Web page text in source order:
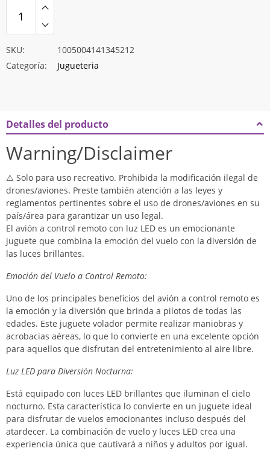
SKU:
1005004141345212
Categoría:
Jugueteria
Detalles del producto
Warning/Disclaimer
⚠️ Solo para uso recreativo. Prohibida la modificación ilegal de
drones/aviones. Preste también atención a las leyes y
reglamentos pertinentes sobre el uso de drones/aviones en su
país/área para garantizar un uso legal.
El avión a control remoto con luz LED es un emocionante
juguete que combina la emoción del vuelo con la diversión de
las luces brillantes.
Emoción del Vuelo a Control Remoto:
Uno de los principales beneficios del avión a control remoto es
la emoción y la diversión que brinda a pilotos de todas las
edades. Este juguete volador permite realizar maniobras y
acrobacias aéreas, lo que lo convierte en una excelente opción
para aquellos que disfrutan del entretenimiento al aire libre.
Luz LED para Diversión Nocturna:
Está equipado con luces LED brillantes que iluminan el cielo
nocturno. Esta característica lo convierte en un juguete ideal
para disfrutar de vuelos emocionantes incluso después del
atardecer. La combinación de vuelo y luces LED crea una
experiencia única que cautivará a niños y adultos por igual.